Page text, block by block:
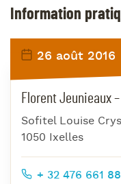
Information
26 août 2016
Florent Jeunieaux
Sofitel Louise
1050 Ixelles
+ 32 476 661